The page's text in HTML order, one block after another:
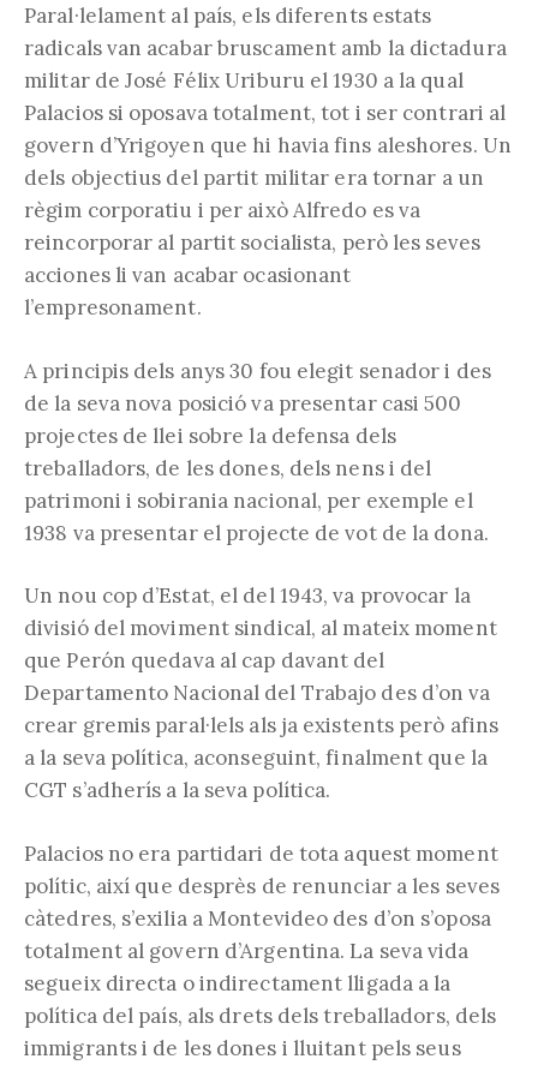
Paral·lelament al país, els diferents estats
radicals van acabar bruscament amb la dictadura
militar de José Félix Uriburu el 1930 a la qual
Palacios si oposava totalment, tot i ser contrari al
govern d’Yrigoyen que hi havia fins aleshores. Un
dels objectius del partit militar era tornar a un
règim corporatiu i per això Alfredo es va
reincorporar al partit socialista, però les seves
acciones li van acabar ocasionant
l’empresonament.
A principis dels anys 30 fou elegit senador i des
de la seva nova posició va presentar casi 500
projectes de llei sobre la defensa dels
treballadors, de les dones, dels nens i del
patrimoni i sobirania nacional, per exemple el
1938 va presentar el projecte de vot de la dona.
Un nou cop d’Estat, el del 1943, va provocar la
divisió del moviment sindical, al mateix moment
que Perón quedava al cap davant del
Departamento Nacional del Trabajo des d’on va
crear gremis paral·lels als ja existents però afins
a la seva política, aconseguint, finalment que la
CGT s’adherís a la seva política.
Palacios no era partidari de tota aquest moment
polític, així que desprès de renunciar a les seves
càtedres, s’exilia a Montevideo des d’on s’oposa
totalment al govern d’Argentina. La seva vida
segueix directa o indirectament lligada a la
política del país, als drets dels treballadors, dels
immigrants i de les dones i lluitant pels seus